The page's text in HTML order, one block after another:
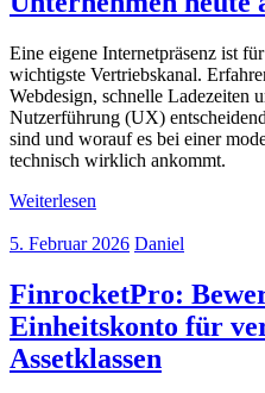
Eine eigene Internetpräsenz ist
wichtigste Vertriebskanal.
Webdesign, schnelle Ladezeiten
Nutzerführung (UX)
sind und worauf es bei einer
technisch wirklich ankommt.
Weiterlesen
5. Februar 2026 Daniel
FinrocketPro:
Einheitskonto für
Assetklassen